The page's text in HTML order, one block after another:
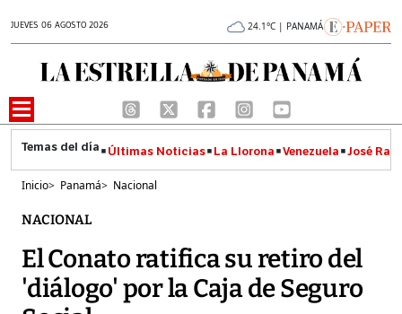
JUEVES 06 AGOSTO 2026 24.1°C | PANAMÁ
Últimas Noticias La Llorona Venezuela José
Inicio> Panamá> Nacional
NACIONAL
El Conato ratifica su retiro del
'diálogo' por la Caja de Seguro